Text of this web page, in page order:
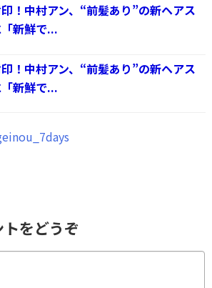
！中村アン、“前髪あり”の新ヘアス
新鮮で...
！中村アン、“前髪あり”の新ヘアス
新鮮で...
をどうぞ